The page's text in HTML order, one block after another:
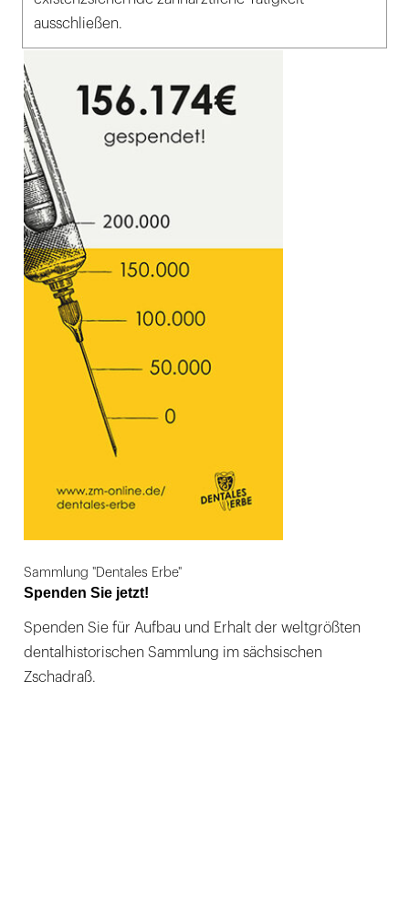
ausschließen.
Sammlung "Dentales Erbe"
Spenden Sie jetzt!
Spenden Sie für Aufbau und Erhalt der weltgrößten
dentalhistorischen Sammlung im sächsischen
Zschadraß.